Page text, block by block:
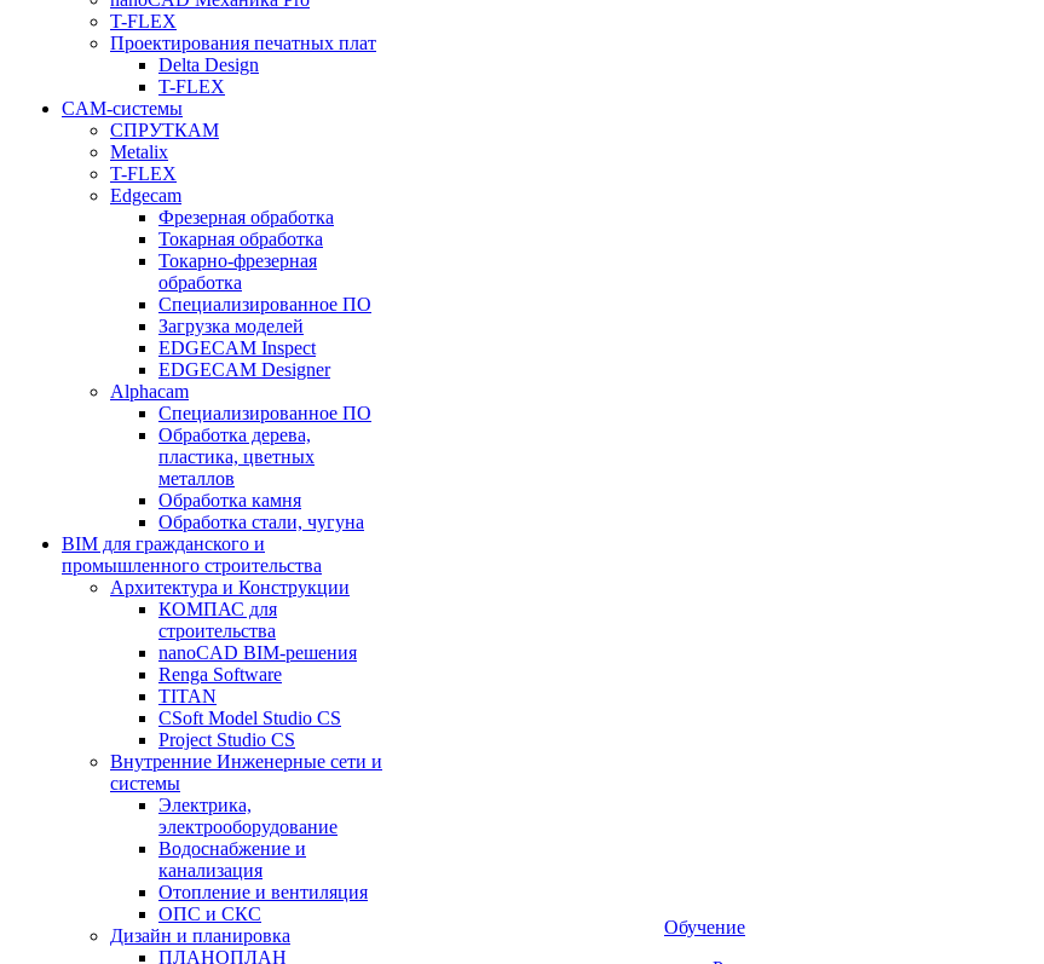
T-FLEX
Проектирования печатных плат
Delta Design
T-FLEX
CAM-системы
СПРУТКAM
Metalix
T-FLEX
Edgecam
Фрезерная обработка
Токарная обработка
Токарно-фрезерная
обработка
Специализированное ПО
Загрузка моделей
EDGECAM Inspect
EDGECAM Designer
Alphacam
Специализированное ПО
Обработка дерева,
пластика, цветных
металлов
Обработка камня
Обработка стали, чугуна
BIM для гражданского и
промышленного строительства
Архитектура и Конструкции
КОМПАС для
строительства
nanoCAD BIM-решения
Renga Software
TITAN
CSoft Model Studio CS
Project Studio CS
Внутренние Инженерные сети и
системы
Электрика,
электрооборудование
Водоснабжение и
канализация
Отопление и вентиляция
ОПС и СКС
Дизайн и планировка
ПЛАНОПЛАН
Обучение